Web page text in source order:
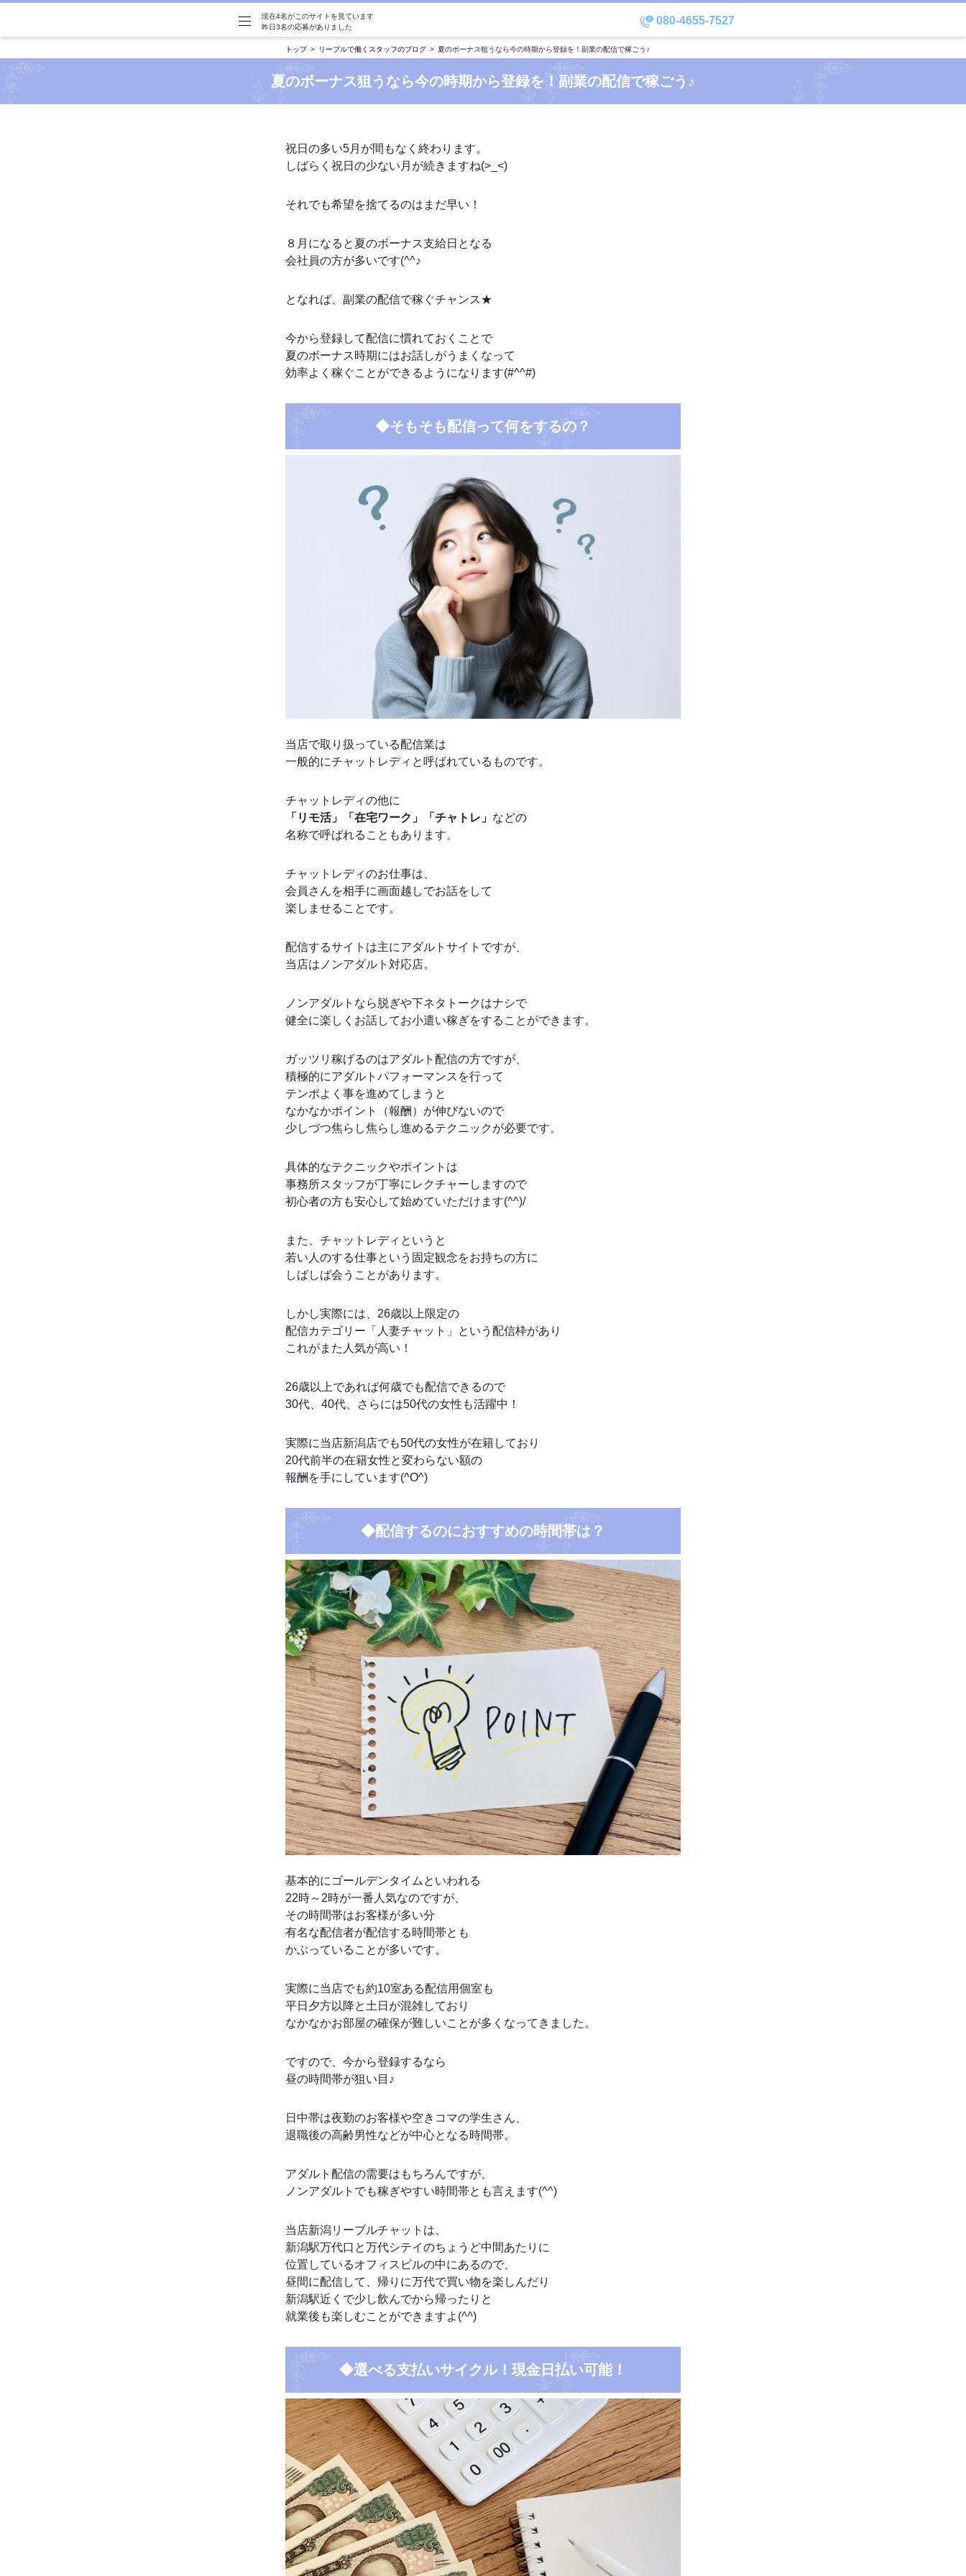
080-4655-7527
現在4名がこのサイトを見ています
昨日3名の応募がありました
トップ リーブルで働くスタッフのブログ 夏のボーナス狙うなら今の時期から登録を！副業の配信で稼ごう♪
夏のボーナス狙うなら今の時期から登録を！副業の配信で稼ごう♪
祝日の多い5月が間もなく終わります。
しばらく祝日の少ない月が続きますね(>_<)
それでも希望を捨てるのはまだ早い！
８月になると夏のボーナス支給日となる
会社員の方が多いです(^^♪
となれば、副業の配信で稼ぐチャンス★
今から登録して配信に慣れておくことで
夏のボーナス時期にはお話しがうまくなって
効率よく稼ぐことができるようになります(#^^#)
◆そもそも配信って何をするの？
当店で取り扱っている配信業は
一般的にチャットレディと呼ばれているものです。
チャットレディの他に
「リモ活」「在宅ワーク」「チャトレ」 などの
名称で呼ばれることもあります。
チャットレディのお仕事は、
会員さんを相手に画面越しでお話をして
楽しませることです。
配信するサイトは主にアダルトサイトですが、
当店はノンアダルト対応店。
ノンアダルトなら脱ぎや下ネタトークはナシで
健全に楽しくお話してお小遣い稼ぎをすることができます。
ガッツリ稼げるのはアダルト配信の方ですが、
積極的にアダルトパフォーマンスを行って
テンポよく事を進めてしまうと
なかなかポイント（報酬）が伸びないので
少しづつ焦らし焦らし進めるテクニックが必要です。
具体的なテクニックやポイントは
事務所スタッフが丁寧にレクチャーしますので
初心者の方も安心して始めていただけます(^^)/
また、チャットレディというと
若い人のする仕事という固定観念をお持ちの方に
しばしば会うことがあります。
しかし実際には、26歳以上限定の
配信カテゴリー「人妻チャット」という配信枠があり
これがまた人気が高い！
26歳以上であれば何歳でも配信できるので
30代、40代、さらには50代の女性も活躍中！
実際に当店新潟店でも50代の女性が在籍しており
20代前半の在籍女性と変わらない額の
報酬を手にしています(^O^)
◆配信するのにおすすめの時間帯は？
基本的にゴールデンタイムといわれる
22時～2時が一番人気なのですが、
その時間帯はお客様が多い分
有名な配信者が配信する時間帯とも
かぶっていることが多いです。
実際に当店でも約10室ある配信用個室も
平日夕方以降と土日が混雑しており
なかなかお部屋の確保が難しいことが多くなってきました。
ですので、今から登録するなら
昼の時間帯が狙い目♪
日中帯は夜勤のお客様や空きコマの学生さん、
退職後の高齢男性などが中心となる時間帯。
アダルト配信の需要はもちろんですが、
ノンアダルトでも稼ぎやすい時間帯とも言えます(^^)
当店新潟リーブルチャットは、
新潟駅万代口と万代シテイのちょうど中間あたりに
位置しているオフィスビルの中にあるので、
昼間に配信して、帰りに万代で買い物を楽しんだり
新潟駅近くで少し飲んでから帰ったりと
就業後も楽しむことができますよ(^^)
◆選べる支払いサイクル！現金日払い可能！